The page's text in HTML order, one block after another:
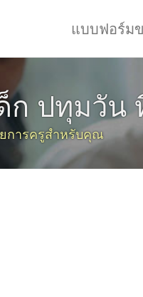
แบบฟอร์ม
ก ปทุมวัน
การครูสำหรับคุณ